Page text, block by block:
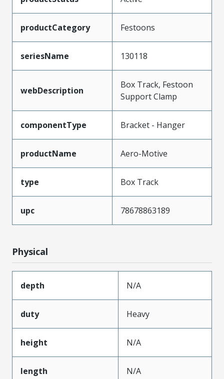
productCategory Festoons
seriesName 130118
webDescription
Box Track, Festoon
Support Clamp
componentType Bracket - Hanger
productName Aero-Motive
type Box Track
upc 78678863189
Physical
depth N/A
duty Heavy
height N/A
length N/A